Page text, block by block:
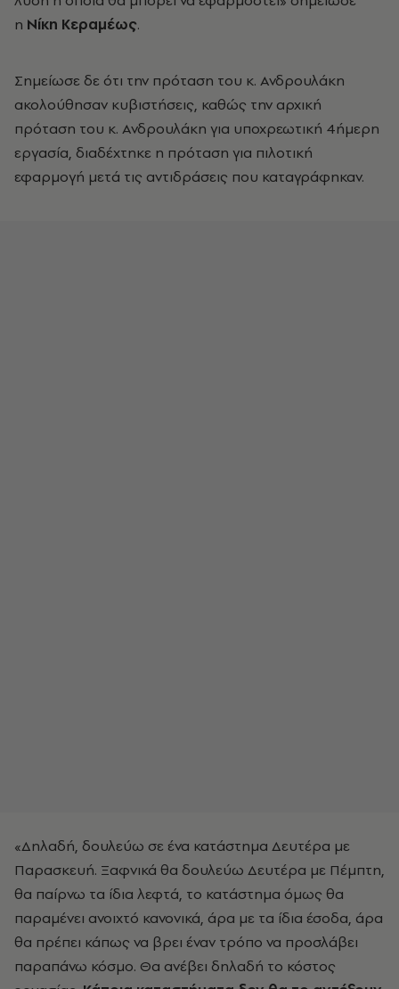
η Νίκη Κεραμέως.
Σημείωσε δε ότι την πρόταση του κ. Ανδρουλάκη
ακολούθησαν κυβιστήσεις, καθώς την αρχική
πρόταση του κ. Ανδρουλάκη για υποχρεωτική 4ήμερη
εργασία, διαδέχτηκε η πρόταση για πιλοτική
εφαρμογή μετά τις αντιδράσεις που καταγράφηκαν.
«Δηλαδή, δουλεύω σε ένα κατάστημα Δευτέρα με
Παρασκευή. Ξαφνικά θα δουλεύω Δευτέρα με Πέμπτη,
θα παίρνω τα ίδια λεφτά, το κατάστημα όμως θα
παραμένει ανοιχτό κανονικά, άρα με τα ίδια έσοδα, άρα
θα πρέπει κάπως να βρει έναν τρόπο να προσλάβει
παραπάνω κόσμο. Θα ανέβει δηλαδή το κόστος